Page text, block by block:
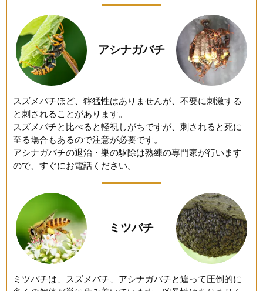
アシナガバチ
スズメバチほど、獰猛性はありませんが、不要に刺激する
と刺されることがあります。
スズメバチと比べると軽視しがちですが、刺されると死に
至る場合もあるので注意が必要です。
アシナガバチの退治・巣の駆除は熟練の専門家が行います
ので、すぐにお電話ください。
ミツバチ
ミツバチは、スズメバチ、アシナガバチと違って圧倒的に